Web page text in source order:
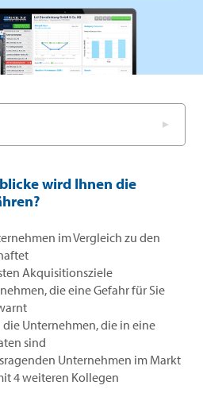
wird Ihnen die
im Vergleich zu den
Akquisitionsziele
die eine Gefahr für Sie
Unternehmen, die in eine
sind
Unternehmen im Markt
4 weiteren Kollegen